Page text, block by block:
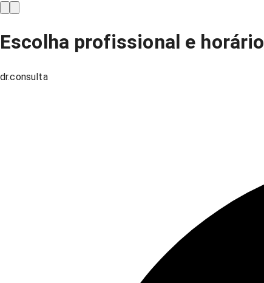
Escolha profissional e horário
dr.consulta